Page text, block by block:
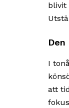
blivit
I
att